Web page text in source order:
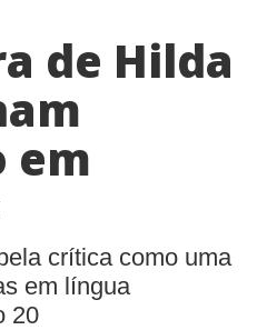
de Hilda
em
crítica como uma
em língua
20